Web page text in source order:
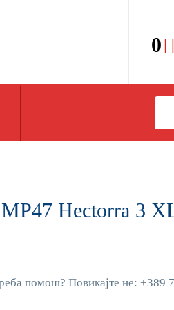
0
Hectorra 3
помош? Повикајте не: +389